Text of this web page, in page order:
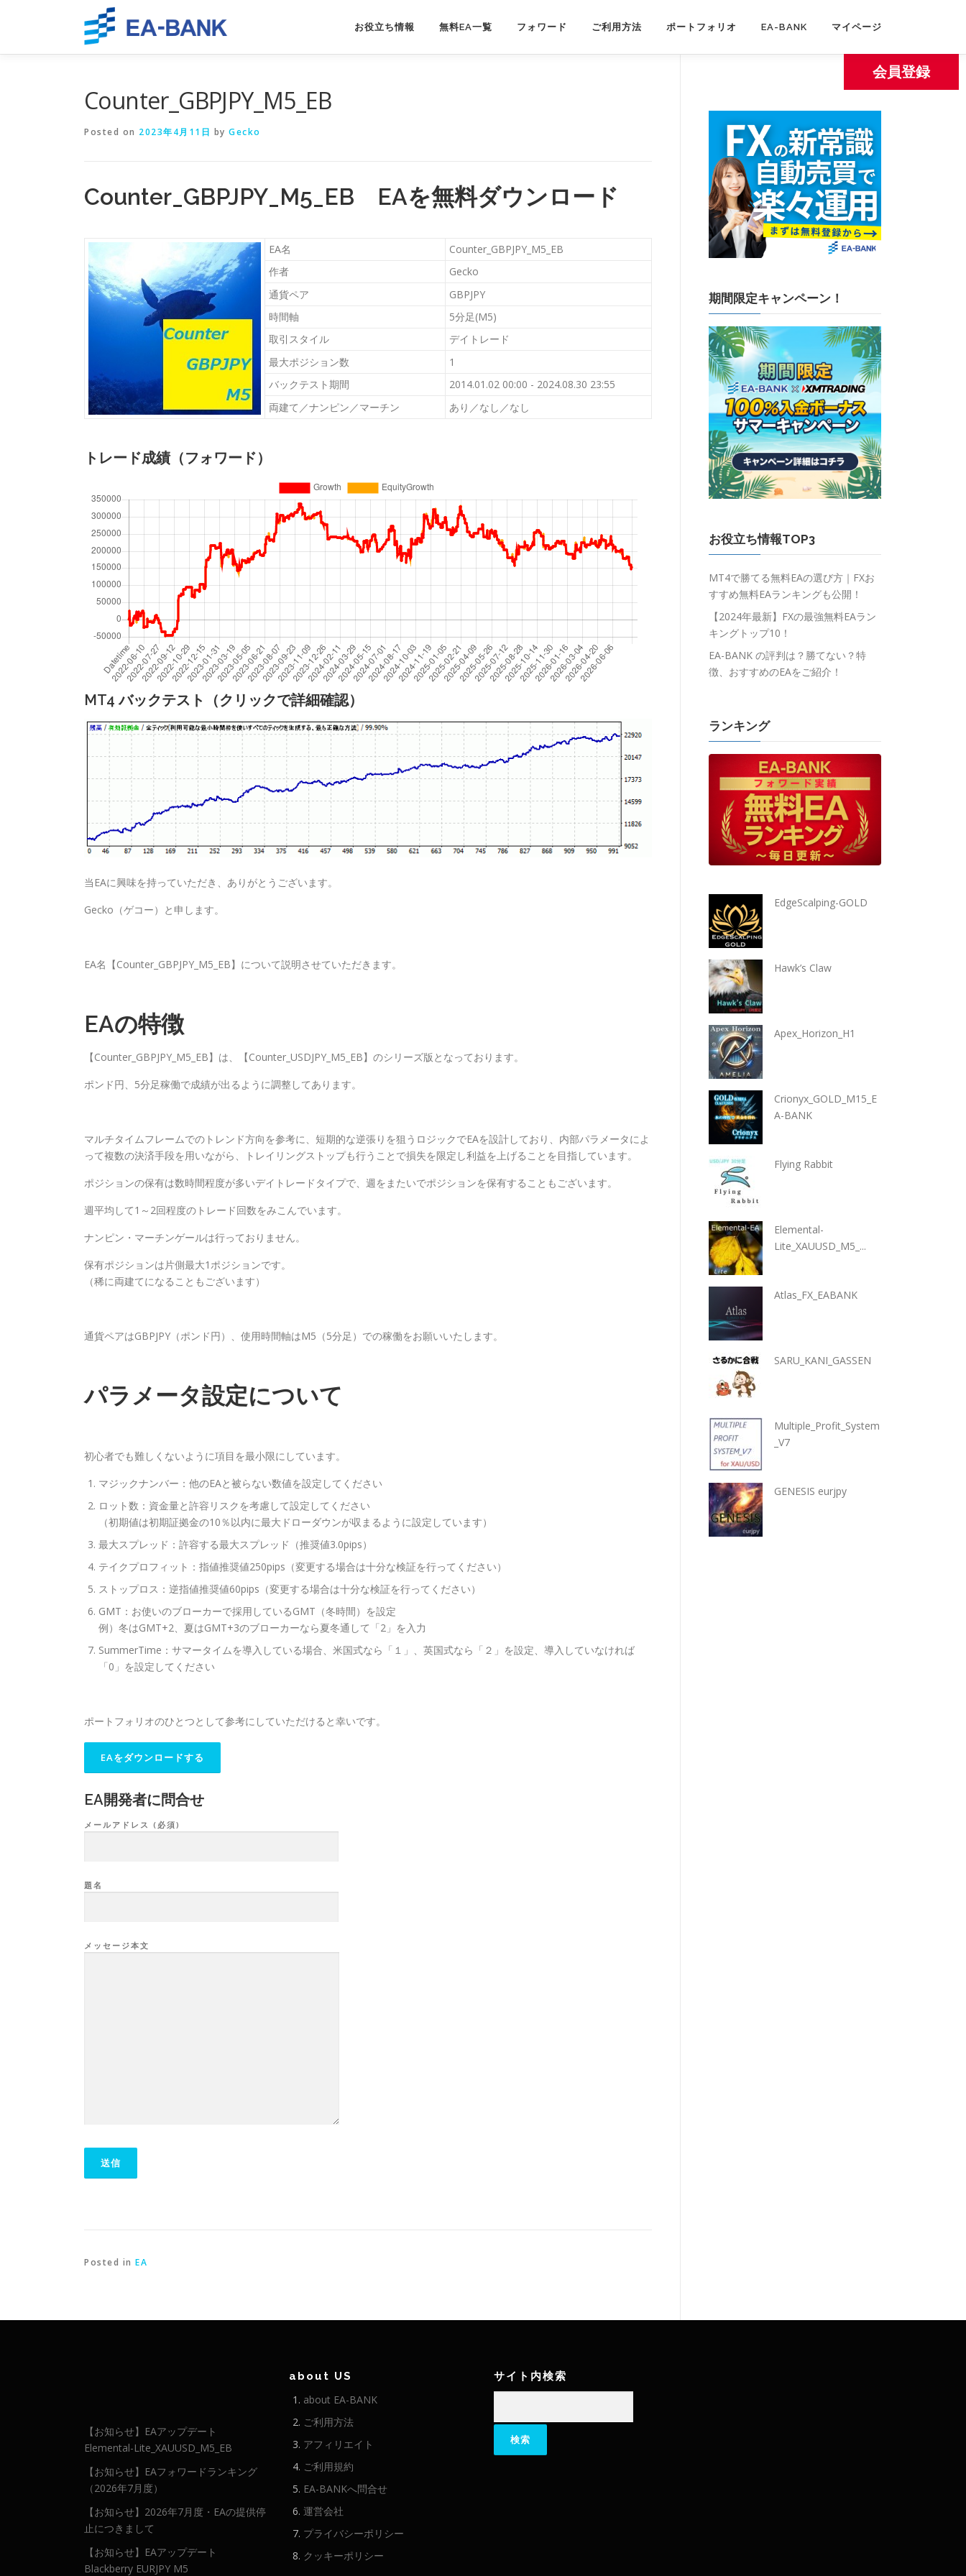
お役立ち情報 無料EA一覧 フォワード ご利用方法 ポートフォリオ EA-BANK マイページ
会員登録
Counter_GBPJPY_M5_EB
Posted on 2023年4月11日 by Gecko
Counter_GBPJPY_M5_EB EAを無料ダウンロード
EA名
Counter_GBPJPY_M5_EB
作者
Gecko
通貨ペア
GBPJPY
時間軸
5分足(M5)
取引スタイル
デイトレード
最大ポジション数
1
バックテスト期間
2014.01.02 00:00 - 2024.08.30 23:55
両建て／ナンピン／マーチン
あり／なし／なし
トレード成績（フォワード）
MT4 バックテスト（クリックで詳細確認）
当EAに興味を持っていただき、ありがとうございます。
Gecko（ゲコー）と申します。
EA名【Counter_GBPJPY_M5_EB】について説明させていただきます。
EAの特徴
【Counter_GBPJPY_M5_EB】は、【Counter_USDJPY_M5_EB】のシリーズ版となっております。
ポンド円、5分足稼働で成績が出るように調整してあります。
マルチタイムフレームでのトレンド方向を参考に、短期的な逆張りを狙うロジックでEAを設計しており、内部パラメータによ
って複数の決済手段を用いながら、トレイリングストップも行うことで損失を限定し利益を上げることを目指しています。
ポジションの保有は数時間程度が多いデイトレードタイプで、週をまたいでポジションを保有することもございます。
週平均して1～2回程度のトレード回数をみこんでいます。
ナンピン・マーチンゲールは行っておりません。
保有ポジションは片側最大1ポジションです。
（稀に両建てになることもございます）
通貨ペアはGBPJPY（ポンド円）、使用時間軸はM5（5分足）での稼働をお願いいたします。
パラメータ設定について
初心者でも難しくないように項目を最小限にしています。
マジックナンバー：他のEAと被らない数値を設定してください
ロット数：資金量と許容リスクを考慮して設定してください
（初期値は初期証拠金の10％以内に最大ドローダウンが収まるように設定しています）
最大スプレッド：許容する最大スプレッド（推奨値3.0pips）
テイクプロフィット：指値推奨値250pips（変更する場合は十分な検証を行ってください）
ストップロス：逆指値推奨値60pips（変更する場合は十分な検証を行ってください）
GMT：お使いのブローカーで採用しているGMT（冬時間）を設定
例）冬はGMT+2、夏はGMT+3のブローカーなら夏冬通して「2」を入力
SummerTime：サマータイムを導入している場合、米国式なら「１」、英国式なら「２」を設定、導入していなければ
「0」を設定してください
ポートフォリオのひとつとして参考にしていただけると幸いです。
EA開発者に問合せ
メールアドレス (必須)
題名
メッセージ本文
Posted in EA
期間限定キャンペーン！
お役立ち情報TOP3
MT4で勝てる無料EAの選び方｜FXお
すすめ無料EAランキングも公開！
【2024年最新】FXの最強無料EAラン
キングトップ10！
EA-BANK の評判は？勝てない？特
徴、おすすめのEAをご紹介！
ランキング
EdgeScalping-GOLD
Hawk’s Claw
Apex_Horizon_H1
Crionyx_GOLD_M15_E
A-BANK
Flying Rabbit
Elemental-
Lite_XAUUSD_M5_...
Atlas_FX_EABANK
SARU_KANI_GASSEN
Multiple_Profit_System
_V7
GENESIS eurjpy
【お知らせ】EAアップデート
Elemental-Lite_XAUUSD_M5_EB
【お知らせ】EAフォワードランキング
（2026年7月度）
【お知らせ】2026年7月度・EAの提供停
止につきまして
【お知らせ】EAアップデート
Blackberry EURJPY M5
about US
about EA-BANK
ご利用方法
アフィリエイト
ご利用規約
EA-BANKへ問合せ
運営会社
プライバシーポリシー
クッキーポリシー
サイト内検索